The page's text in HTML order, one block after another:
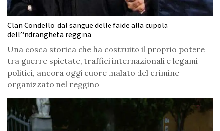
Clan Condello: dal sangue delle faide alla cupola
dell’‘ndrangheta reggina
Una cosca storica che ha costruito il proprio potere
tra guerre spietate, traffici internazionali e legami
politici, ancora oggi cuore malato del crimine
organizzato nel reggino